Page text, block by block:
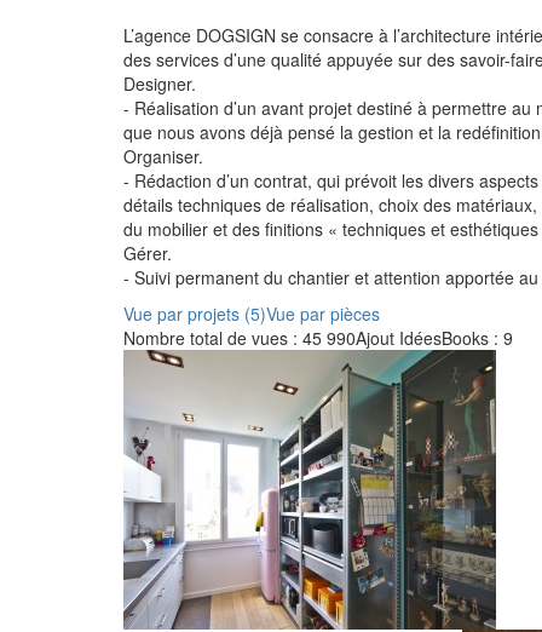
L’agence DOGSIGN se consacre à l’architecture
des services d’une qualité appuyée sur des savoir-
Designer.
- Réalisation d’un avant projet destiné à permettre
que nous avons déjà pensé la gestion et la
Organiser.
- Rédaction d’un contrat, qui prévoit les divers
détails techniques de réalisation, choix des
du mobilier et des finitions « techniques et
Gérer.
- Suivi permanent du chantier et attention apportée
Vue par projets (5)Vue par pièces
Nombre total de vues : 45 990Ajout IdéesBooks : 9